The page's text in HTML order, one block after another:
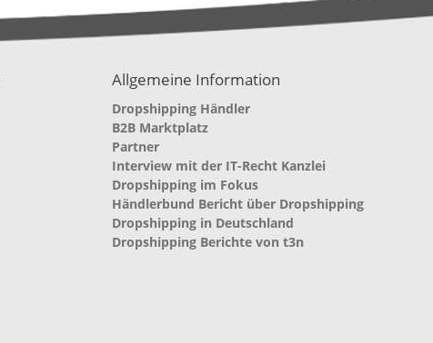
Allgemeine Information
Dropshipping Händler
B2B Marktplatz
Partner
Interview mit der IT-Recht Kanzlei
Dropshipping im Fokus
Händlerbund Bericht über Dropshipping
Dropshipping in Deutschland
Dropshipping Berichte von t3n